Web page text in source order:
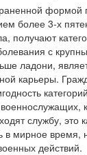
формой
более 3-х
получают
с
ладони,
карьеры.
службу, это
в мирное время,
действий.